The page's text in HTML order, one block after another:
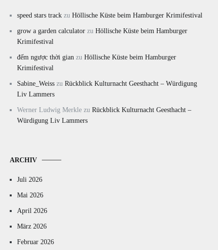
speed stars track zu Höllische Küste beim Hamburger Krimifestival
grow a garden calculator zu Höllische Küste beim Hamburger
Krimifestival
đếm ngược thời gian zu Höllische Küste beim Hamburger
Krimifestival
Sabine_Weiss zu Rückblick Kulturnacht Geesthacht – Würdigung
Liv Lammers
Werner Ludwig Merkle zu Rückblick Kulturnacht Geesthacht –
Würdigung Liv Lammers
ARCHIV
Juli 2026
Mai 2026
April 2026
März 2026
Februar 2026